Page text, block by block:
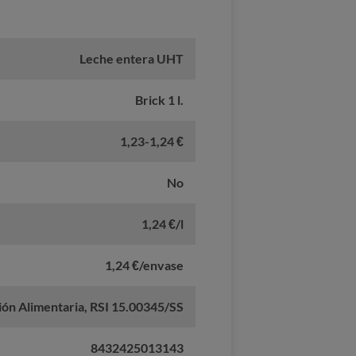
Leche entera UHT
Brick 1 l.
1,23-1,24 €
No
1,24 €/l
1,24 €/envase
Alimentaria, RSI 15.00345/SS
8432425013143